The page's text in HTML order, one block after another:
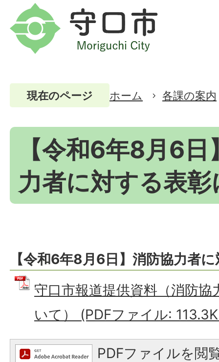
現在のページ ホーム 各課の案内
【令和6年8月6日
力者に対する表
【令和6年8月6日】消防協力者
守口市報道提供資料（消防
いて） (PDFファイル:
PDFファイルを閲